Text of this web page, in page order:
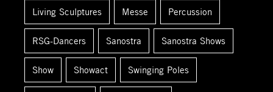
Living Sculptures Messe Percussion
RSG-Dancers Sanostra Sanostra Shows
Show Showact Swinging Poles